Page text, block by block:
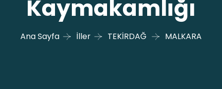
Kaymakamlığı
Ana Sayfa İller TEKİRDAĞ MALKARA